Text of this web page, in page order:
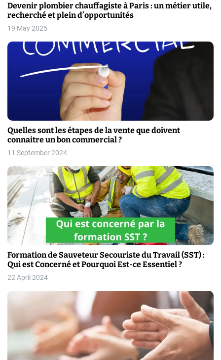
Devenir plombier chauffagiste à Paris : un métier utile,
recherché et plein d’opportunités
19 May 2025
Quelles sont les étapes de la vente que doivent
connaitre un bon commercial ?
11 September 2024
Formation de Sauveteur Secouriste du Travail (SST) :
Qui est Concerné et Pourquoi Est-ce Essentiel ?
22 April 2024